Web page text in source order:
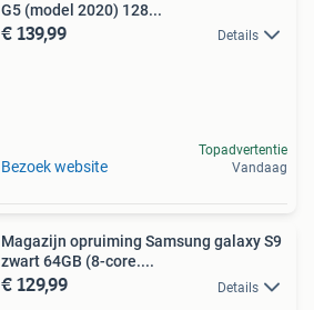
G5 (model 2020) 128...
€ 139,99 Details
Bezoek website
Topadvertentie
Vandaag
Magazijn opruiming Samsung galaxy S9
zwart 64GB (8-core....
€ 129,99 Details